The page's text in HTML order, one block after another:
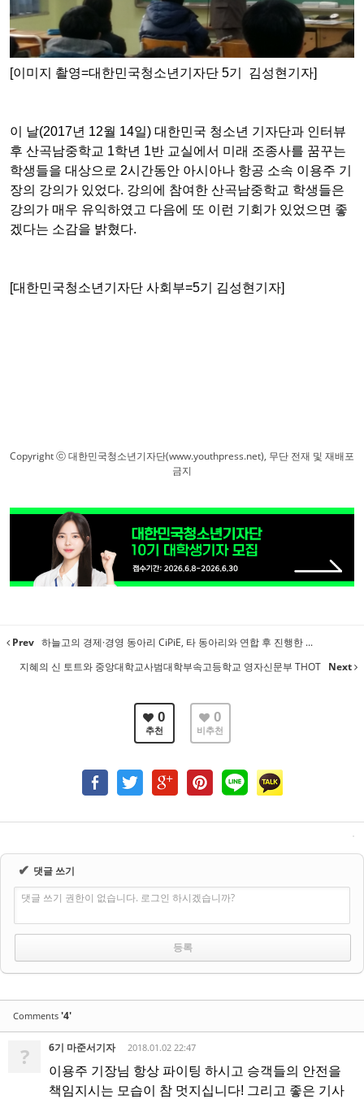
[이미지 촬영=대한민국청소년기자단 5기 김성현기자]
이 날(2017년 12월 14일) 대한민국 청소년 기자단과 인터뷰
후 산곡남중학교 1학년 1반 교실에서 미래 조종사를 꿈꾸는
학생들을 대상으로 2시간동안 아시아나 항공 소속 이용주 기
장의 강의가 있었다. 강의에 참여한 산곡남중학교 학생들은
강의가 매우 유익하였고 다음에 또 이런 기회가 있었으면 좋
겠다는 소감을 밝혔다.
[대한민국청소년기자단 사회부=5기 김성현기자]
Copyright ⓒ 대한민국청소년기자단(www.youthpress.net), 무단 전재 및 재배포
금지
Prev 하늘고의 경제·경영 동아리 CiPiE, 타 동아리와 연합 후 진행한 ...
지혜의 신 토트와 중앙대학교사범대학부속고등학교 영자신문부 THOT Next
0
추천
0
비추천
✔ 댓글 쓰기
댓글 쓰기 권한이 없습니다. 로그인 하시겠습니까?
Comments '4'
? 6기 마준서기자 2018.01.02 22:47
이용주 기장님 항상 파이팅 하시고 승객들의 안전을
책임지시는 모습이 참 멋지십니다! 그리고 좋은 기사